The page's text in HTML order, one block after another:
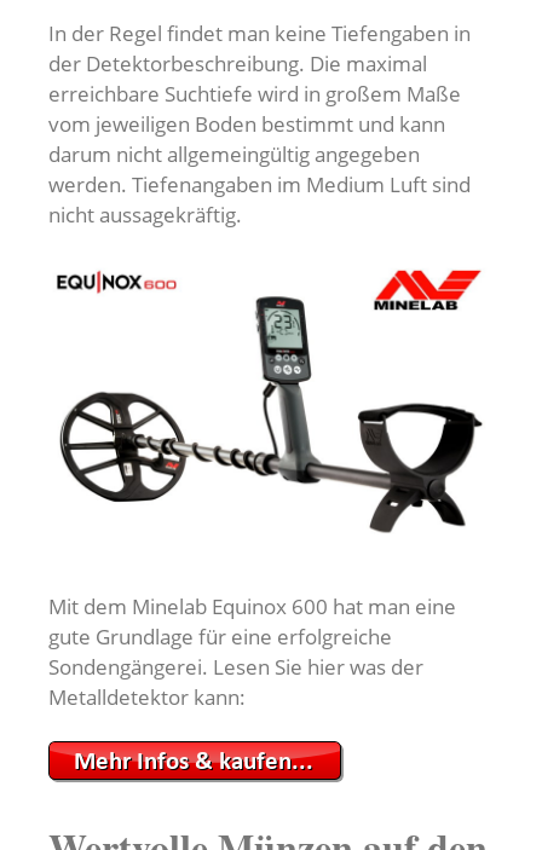
In der Regel findet man keine Tiefengaben in
der Detektorbeschreibung. Die maximal
erreichbare Suchtiefe wird in großem Maße
vom jeweiligen Boden bestimmt und kann
darum nicht allgemeingültig angegeben
werden. Tiefenangaben im Medium Luft sind
nicht aussagekräftig.
Mit dem Minelab Equinox 600 hat man eine
gute Grundlage für eine erfolgreiche
Sondengängerei. Lesen Sie hier was der
Metalldetektor kann: